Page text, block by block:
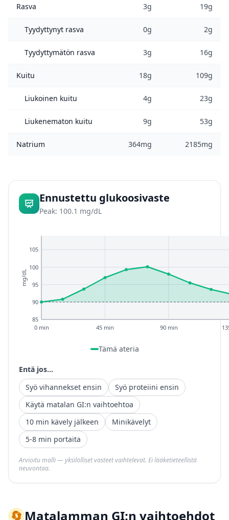
Rasva 3g 19g
Tyydyttynyt rasva 0g 2g
Tyydyttymätön rasva 3g 16g
Kuitu 18g 109g
Liukoinen kuitu 4g 23g
Liukenematon kuitu 9g 53g
Natrium 364mg 2185mg
Ennustettu glukoosivaste
Peak: 100.1 mg/dL
85
90
95
100
105
0 min 45 min 90 min
mg/dL
Tämä ateria
Entä jos...
Syö vihannekset ensin
Syö proteiini ensin
Käytä matalan GI:n vaihtoehtoa
10 min kävely jälkeen
Minikävelyt
5-8 min portaita
Arvioitu malli — yksilölliset vasteet vaihtelevat. Ei lääketieteellistä
neuvontaa.
🔄Matalamman GI:n vaihtoehdot